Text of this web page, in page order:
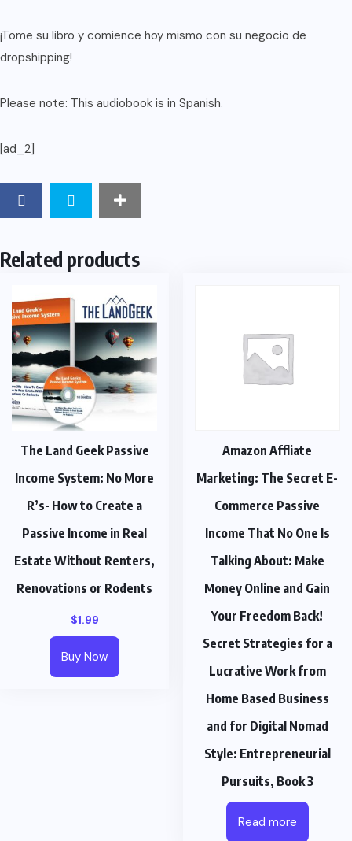
¡Tome su libro y comience hoy mismo con su negocio de
dropshipping!
Please note: This audiobook is in Spanish.
[ad_2]
Related products
The Land Geek Passive
Income System: No More
R’s- How to Create a
Passive Income in Real
Estate Without Renters,
Renovations or Rodents
$1.99
Buy Now
Amazon Affliate
Marketing: The Secret E-
Commerce Passive
Income That No One Is
Talking About: Make
Money Online and Gain
Your Freedom Back!
Secret Strategies for a
Lucrative Work from
Home Based Business
and for Digital Nomad
Style: Entrepreneurial
Pursuits, Book 3
Read more